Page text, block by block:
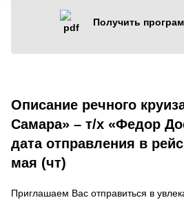
Получить
Описание речного
Самара» – т/х «Федор
дата отправления в
мая (чт)
Приглашаем Вас отправиться в